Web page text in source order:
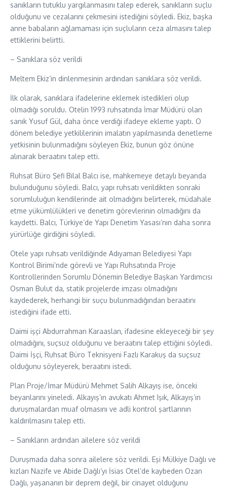
sanıkların tutuklu yargılanmasını talep ederek, sanıkların suçlu
olduğunu ve cezalarını çekmesini istediğini söyledi. Ekiz, başka
anne babaların ağlamaması için suçluların ceza almasını talep
ettiklerini belirtti.
– Sanıklara söz verildi
Meltem Ekiz’in dinlenmesinin ardından sanıklara söz verildi.
İlk olarak, sanıklara ifadelerine eklemek istedikleri olup
olmadığı soruldu. Otelin 1993 ruhsatında İmar Müdürü olan
sanık Yusuf Gül, daha önce verdiği ifadeye ekleme yaptı. O
dönem belediye yetkililerinin imalatın yapılmasında denetleme
yetkisinin bulunmadığını söyleyen Ekiz, bunun göz önüne
alınarak beraatını talep etti.
Ruhsat Büro Şefi Bilal Balcı ise, mahkemeye detaylı beyanda
bulunduğunu söyledi. Balcı, yapı ruhsatı verildikten sonraki
sorumluluğun kendilerinde ait olmadığını belirterek, müdahale
etme yükümlülükleri ve denetim görevlerinin olmadığını da
kaydetti. Balcı, Türkiye’de Yapı Denetim Yasası’nın daha sonra
yürürlüğe girdiğini söyledi.
Otele yapı ruhsatı verildiğinde Adıyaman Belediyesi Yapı
Kontrol Birimi’nde görevli ve Yapı Ruhsatında Proje
Kontrollerinden Sorumlu Dönemin Belediye Başkan Yardımcısı
Osman Bulut da, statik projelerde imzası olmadığını
kaydederek, herhangi bir suçu bulunmadığından beraatını
istediğini ifade etti.
Daimi işçi Abdurrahman Karaaslan, ifadesine ekleyeceği bir şey
olmadığını, suçsuz olduğunu ve beraatını talep ettiğini söyledi.
Daimi İşçi, Ruhsat Büro Teknisyeni Fazlı Karakuş da suçsuz
olduğunu söyleyerek, beraatını istedi.
Plan Proje/İmar Müdürü Mehmet Salih Alkayış ise, önceki
beyanlarını yineledi. Alkayış’ın avukatı Ahmet Işık, Alkayış’ın
duruşmalardan muaf olmasını ve adli kontrol şartlarının
kaldırılmasını talep etti.
– Sanıkların ardından ailelere söz verildi
Duruşmada daha sonra ailelere söz verildi. Eşi Mülkiye Dağlı ve
kızları Nazife ve Abide Dağlı’yı İsias Otel’de kaybeden Ozan
Dağlı, yaşananın bir deprem değil, bir cinayet olduğunu